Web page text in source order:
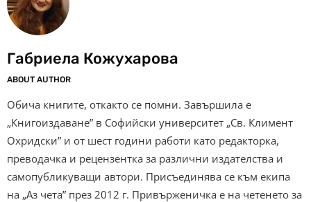
Габриела Кожухарова
ABOUT AUTHOR
Обича книгите, откакто се помни. Завършила е
„Книгоиздаване” в Софийски университет „Св. Климент
Охридски” и от шест години работи като редакторка,
преводачка и рецензентка за различни издателства и
самопубликуващи автори. Присъединява се към екипа
на „Аз чета” през 2012 г. Привърженичка е на четенето за